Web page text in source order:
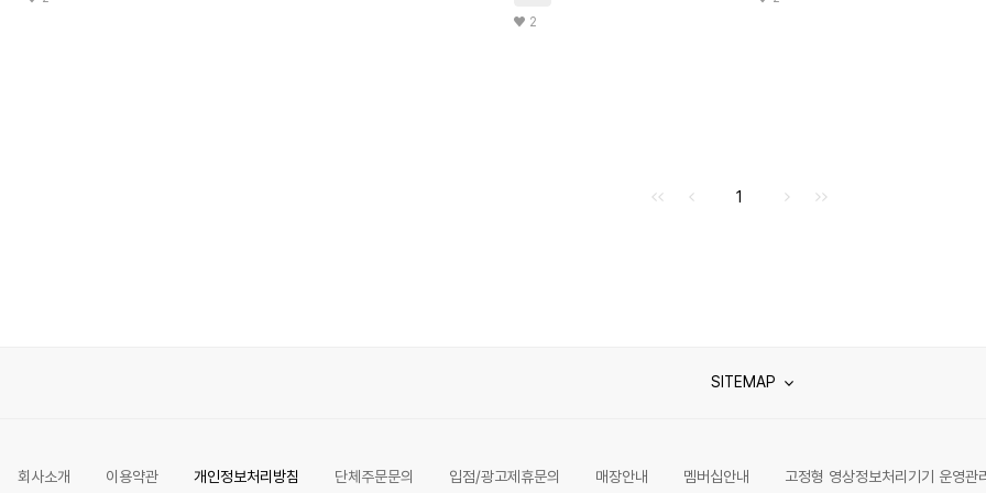
2
이전으로
1다음으로
SITEMAP
회사소개 이용약관 개인정보처리방침 단체주문문의 입점/광고제휴문의 매장안내 멤버십안내 고정형 영상정보처리기기 운영관